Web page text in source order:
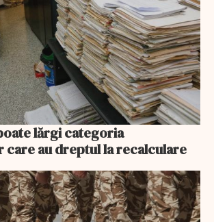
lărgi categoria
care au dreptul la recalculare